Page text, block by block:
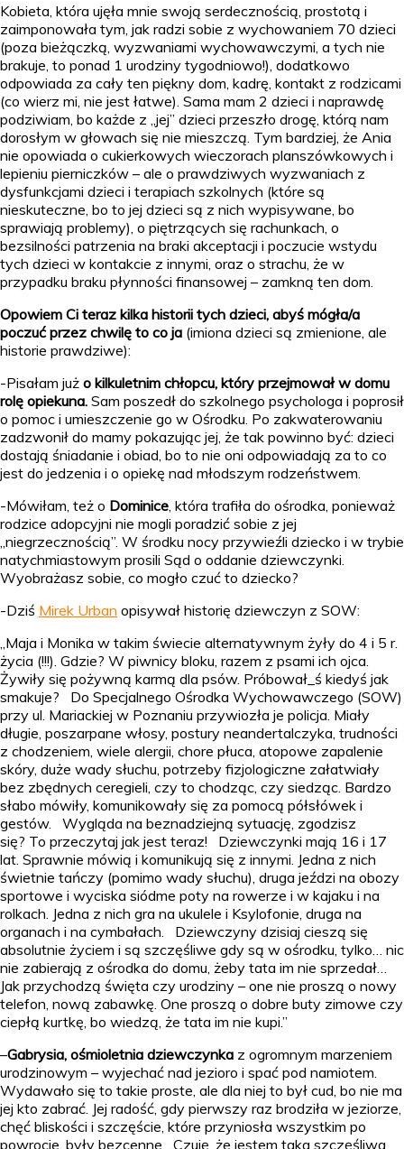
Kobieta, która ujęła mnie swoją serdecznością, prostotą i
zaimponowała tym, jak radzi sobie z wychowaniem 70 dzieci
(poza bieżączką, wyzwaniami wychowawczymi, a tych nie
brakuje, to ponad 1 urodziny tygodniowo!), dodatkowo
odpowiada za cały ten piękny dom, kadrę, kontakt z rodzicami
(co wierz mi, nie jest łatwe). Sama mam 2 dzieci i naprawdę
podziwiam, bo każde z „jej” dzieci przeszło drogę, którą nam
dorosłym w głowach się nie mieszczą. Tym bardziej, że Ania
nie opowiada o cukierkowych wieczorach planszówkowych i
lepieniu pierniczków – ale o prawdziwych wyzwaniach z
dysfunkcjami dzieci i terapiach szkolnych (które są
nieskuteczne, bo to jej dzieci są z nich wypisywane, bo
sprawiają problemy), o piętrzących się rachunkach, o
bezsilności patrzenia na braki akceptacji i poczucie wstydu
tych dzieci w kontakcie z innymi, oraz o strachu, że w
przypadku braku płynności finansowej – zamkną ten dom.
Opowiem Ci teraz kilka historii tych dzieci, abyś mógła/a
poczuć przez chwilę to co ja (imiona dzieci są zmienione, ale
historie prawdziwe):
-Pisałam już o kilkuletnim chłopcu, który przejmował w domu
rolę opiekuna. Sam poszedł do szkolnego psychologa i poprosił
o pomoc i umieszczenie go w Ośrodku. Po zakwaterowaniu
zadzwonił do mamy pokazując jej, że tak powinno być: dzieci
dostają śniadanie i obiad, bo to nie oni odpowiadają za to co
jest do jedzenia i o opiekę nad młodszym rodzeństwem.
-Mówiłam, też o Dominice, która trafiła do ośrodka, ponieważ
rodzice adopcyjni nie mogli poradzić sobie z jej
„niegrzecznością”. W środku nocy przywieźli dziecko i w trybie
natychmiastowym prosili Sąd o oddanie dziewczynki.
Wyobrażasz sobie, co mogło czuć to dziecko?
-Dziś Mirek Urban opisywał historię dziewczyn z SOW:
„Maja i Monika w takim świecie alternatywnym żyły do 4 i 5 r.
życia (!!!). Gdzie? W piwnicy bloku, razem z psami ich ojca.
Żywiły się pożywną karmą dla psów. Próbował_ś kiedyś jak
smakuje? Do Specjalnego Ośrodka Wychowawczego (SOW)
przy ul. Mariackiej w Poznaniu przywiozła je policja. Miały
długie, poszarpane włosy, postury neandertalczyka, trudności
z chodzeniem, wiele alergii, chore płuca, atopowe zapalenie
skóry, duże wady słuchu, potrzeby fizjologiczne załatwiały
bez zbędnych ceregieli, czy to chodząc, czy siedząc. Bardzo
słabo mówiły, komunikowały się za pomocą półsłówek i
gestów. Wygląda na beznadziejną sytuację, zgodzisz
się? To przeczytaj jak jest teraz! Dziewczynki mają 16 i 17
lat. Sprawnie mówią i komunikują się z innymi. Jedna z nich
świetnie tańczy (pomimo wady słuchu), druga jeździ na obozy
sportowe i wyciska siódme poty na rowerze i w kajaku i na
rolkach. Jedna z nich gra na ukulele i Ksylofonie, druga na
organach i na cymbałach. Dziewczyny dzisiaj cieszą się
absolutnie życiem i są szczęśliwe gdy są w ośrodku, tylko… nic
nie zabierają z ośrodka do domu, żeby tata im nie sprzedał…
Jak przychodzą święta czy urodziny – one nie proszą o nowy
telefon, nową zabawkę. One proszą o dobre buty zimowe czy
ciepłą kurtkę, bo wiedzą, że tata im nie kupi.”
–Gabrysia, ośmioletnia dziewczynka z ogromnym marzeniem
urodzinowym – wyjechać nad jezioro i spać pod namiotem.
Wydawało się to takie proste, ale dla niej to był cud, bo nie ma
jej kto zabrać. Jej radość, gdy pierwszy raz brodziła w jeziorze,
chęć bliskości i szczęście, które przyniosła wszystkim po
powrocie, były bezcenne. „Czuję, że jestem taka szczęśliwa,